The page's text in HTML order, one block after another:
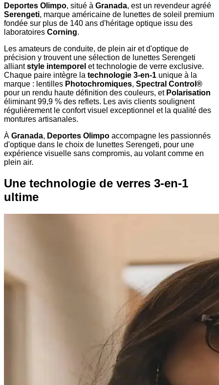
Deportes Olimpo, situé à Granada, est un revendeur agréé
Serengeti, marque américaine de lunettes de soleil premium
fondée sur plus de 140 ans d'héritage optique issu des
laboratoires Corning.
Les amateurs de conduite, de plein air et d'optique de
précision y trouvent une sélection de lunettes Serengeti
alliantstyle intemporel et technologie de verre exclusive.
Chaque paire intègre la technologie 3-en-1 unique à la
marque : lentilles Photochromiques, Spectral Control®
pour un rendu haute définition des couleurs, et Polarisation
éliminant 99,9 % des reflets. Les avis clients soulignent
régulièrement le confort visuel exceptionnel et la qualité des
montures artisanales.
À Granada, Deportes Olimpo accompagne les passionnés
d'optique dans le choix de lunettes Serengeti, pour une
expérience visuelle sans compromis, au volant comme en
plein air.
Une technologie de verres 3-en-1
ultime